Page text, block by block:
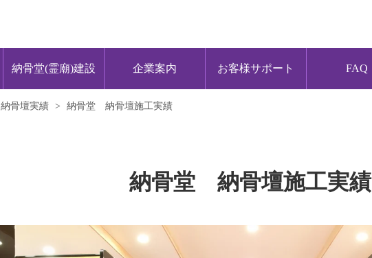
納骨堂(霊廟)建設 企業案内 お客様サポート FAQ
納骨壇実績 > 納骨堂 納骨壇施工実績
納骨堂 納骨壇施工実績